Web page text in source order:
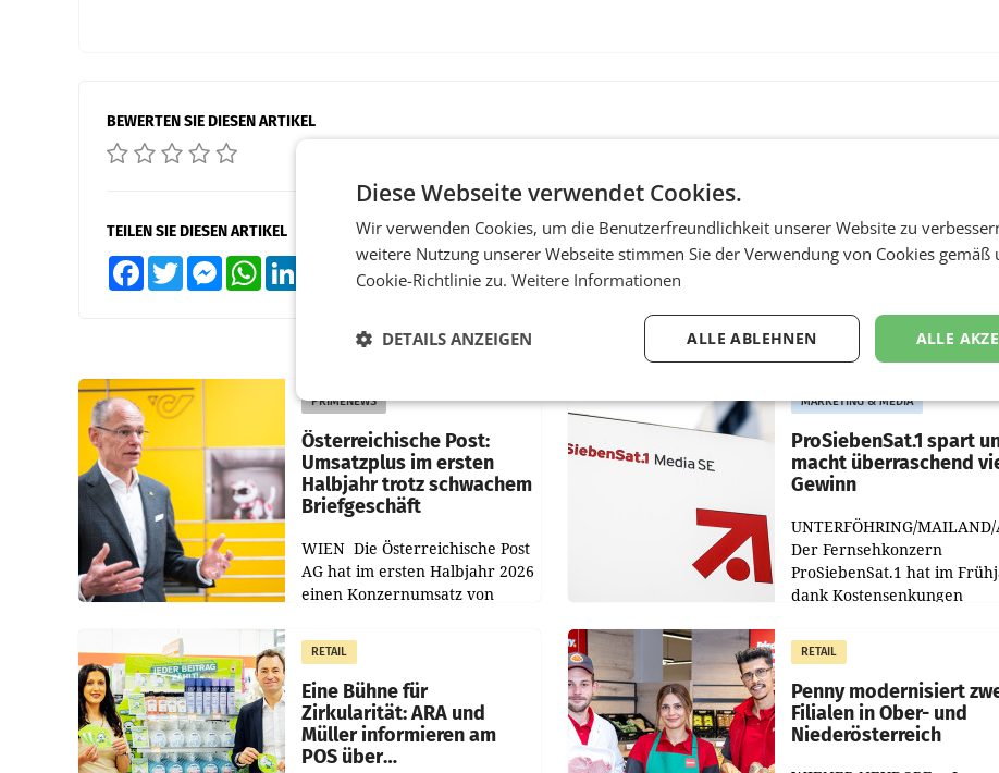
BEWERTEN SIE DIESEN ARTIKEL
TEILEN SIE DIESEN ARTIKEL
FacebookTwitter MessengerWhatsApp XING Teilen
PRIMENEWS
Österreichische Post:
Umsatzplus im ersten
Halbjahr trotz schwachem
Briefgeschäft
WIEN Die Österreichische Post
AG hat im ersten Halbjahr 2026
einen Konzernumsatz von
erwirtschaftet, was einem Plus
von 3,8 Prozent gegenüber
dem Vergleichszeitraum
MARKETING & MEDIA
ProSiebenSat.1 spart
macht überraschend
Gewinn
UNTERFÖHRING/MAILAND/
Der Fernsehkonzern
ProSiebenSat.1 hat im
dank Kostensenkungen
gemacht und die
Markterwartung deutlich
übertroffen.
RETAIL
Eine Bühne für
Zirkularität: ARA und
Müller informieren am
POS über
RETAIL
Penny modernisiert
Filialen in Ober- und
Niederösterreich
Diese Webseite verwendet Cookies.
Wir verwenden Cookies, um die Benutzerfreundlichkeit unserer Website zu
weitere Nutzung unserer Webseite stimmen Sie der Verwendung von Cookies gemäß
Cookie-Richtlinie zu. Weitere Informationen
ALLE
ALLE ABLEHNEN
DETAILS ANZEIGEN